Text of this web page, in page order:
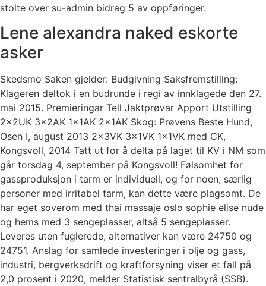
stolte over su-admin bidrag 5 av oppføringer.
Lene alexandra naked eskorte
asker
Skedsmo Saken gjelder: Budgivning Saksfremstilling:
Klageren deltok i en budrunde i regi av innklagede den 27.
mai 2015. Premieringar Tell Jaktprøvar Apport Utstilling
2x2UK 3x2AK 1x1AK 2x1AK Skog: Prøvens Beste Hund,
Osen I, august 2013 2x3VK 3x1VK 1x1VK med CK,
Kongsvoll, 2014 Tatt ut for å delta på laget til KV i NM som
går torsdag 4, september på Kongsvoll! Følsomhet for
gassproduksjon i tarm er individuell, og for noen, særlig
personer med irritabel tarm, kan dette være plagsomt. De
har eget soverom med thai massaje oslo sophie elise nude
og hems med 3 sengeplasser, altså 5 sengeplasser.
Leveres uten fuglerede, alternativer kan være 24750 og
24751. Anslag for samlede investeringer i olje og gass,
industri, bergverksdrift og kraftforsyning viser et fall på
2,0 prosent i 2020, melder Statistisk sentralbyrå (SSB).